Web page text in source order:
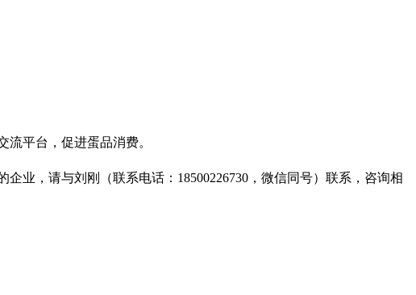
平台，促进蛋品消费。
业，请与刘刚（联系电话：18500226730，微信同号）联系，咨询相